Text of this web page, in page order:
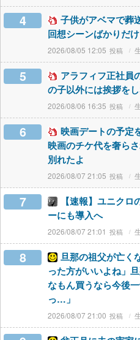
4
子供がアベマで葬
回想シーンばかりだ
2026/08/05 12:05
5
アラフィフ正社員
の子以外には挨拶を
2026/08/06 16:35
6
映画デートの予定
映画のチケ代を奢ら
別れたよ
2026/08/07 21:05
7
【速報】ユニク
ーにも導入へ
2026/08/07 21:01
8
旦那の祖父が亡く
った方がいいよね」
なもん買うなら今後
っ…」
2026/08/07 21:00